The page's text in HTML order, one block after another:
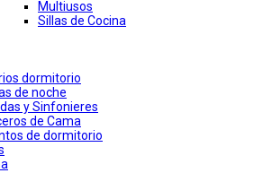
Multiusos
Sillas de Cocina
dormitorio
de noche
y Sinfonieres
de Cama
de dormitorio